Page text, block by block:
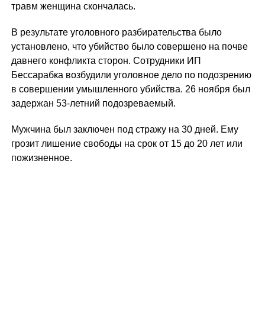
травм женщина скончалась.
В результате уголовного разбирательства было
установлено, что убийство было совершено на почве
давнего конфликта сторон. Сотрудники ИП
Бессарабка возбудили уголовное дело по подозрению
в совершении умышленного убийства. 26 ноября был
задержан 53-летний подозреваемый.
Мужчина был заключен под стражу на 30 дней. Ему
грозит лишение свободы на срок от 15 до 20 лет или
пожизненное.